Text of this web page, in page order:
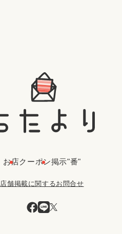
お店クーポン掲示"番"
店舗掲載に関するお問合せ